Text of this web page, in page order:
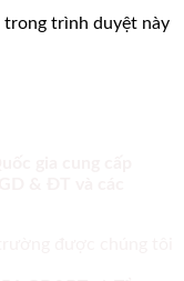
trong trình duyệt này